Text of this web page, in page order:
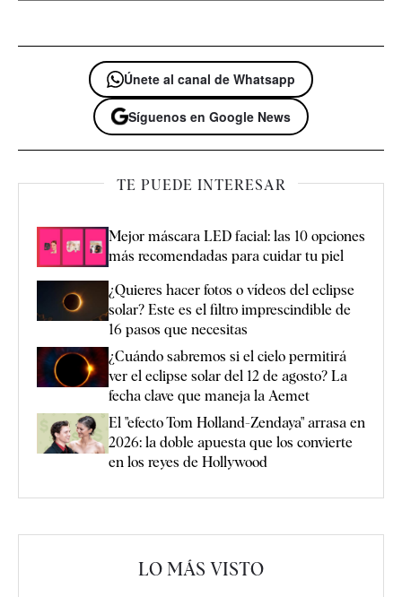
Únete al canal de Whatsapp
Síguenos en Google News
TE PUEDE INTERESAR
Mejor máscara LED facial: las 10 opciones
más recomendadas para cuidar tu piel
¿Quieres hacer fotos o vídeos del eclipse
solar? Este es el filtro imprescindible de
16 pasos que necesitas
¿Cuándo sabremos si el cielo permitirá
ver el eclipse solar del 12 de agosto? La
fecha clave que maneja la Aemet
El "efecto Tom Holland-Zendaya" arrasa en
2026: la doble apuesta que los convierte
en los reyes de Hollywood
LO MÁS VISTO